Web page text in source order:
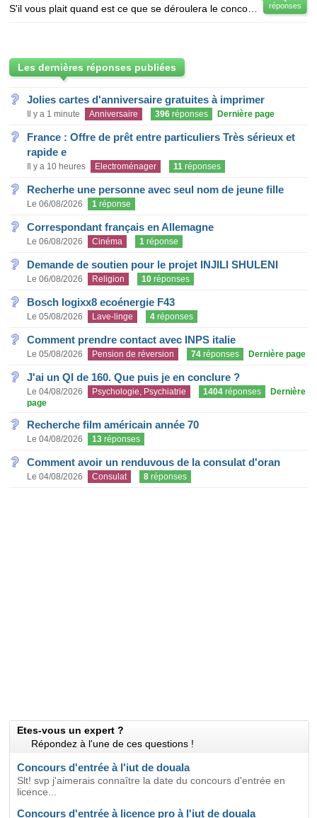
réponses
Les dernières réponses publiées
Jolies cartes d'anniversaire gratuites à imprimer
Il y a 1 minute Anniversaire 396 réponses Dernière page
France : Offre de prêt entre particuliers Très sérieux et
rapide e
Il y a 10 heures Electroménager 11 réponses
Recherhe une personne avec seul nom de jeune fille
Le 06/08/2026 1 réponse
Correspondant français en Allemagne
Le 06/08/2026 Cinéma 1 réponse
Demande de soutien pour le projet INJILI SHULENI
Le 06/08/2026 Religion 10 réponses
Bosch logixx8 ecoénergie F43
Le 05/08/2026 Lave-linge 4 réponses
Comment prendre contact avec INPS italie
Le 05/08/2026 Pension de réversion 74 réponses Dernière page
J'ai un QI de 160. Que puis je en conclure ?
Le 04/08/2026 Psychologie, Psychiatrie 1404 réponses
Dernière
page
Recherche film américain année 70
Le 04/08/2026 13 réponses
Comment avoir un renduvous de la consulat d'oran
Le 04/08/2026 Consulat 8 réponses
Etes-vous un expert ?
Répondez à l'une de ces questions !
Concours d'entrée à l'iut de douala
Slt! svp j'aimerais connaître la date du concours d'entrée en
licence...
Concours d'entrée à licence pro à l'iut de douala